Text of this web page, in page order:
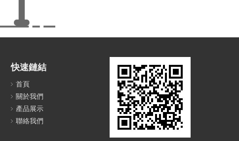
快速鏈結
首頁
關於我們
產品展示
聯絡我們